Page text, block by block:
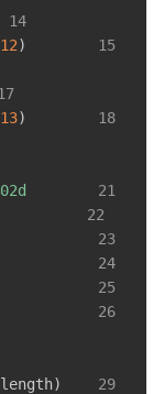
14
15
12)
18
13)
21
22
23
24
25
26
29
length)